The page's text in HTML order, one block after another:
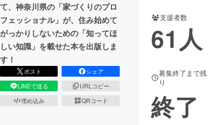
て、神奈川県の「家づくりのプロ
フェッショナル」が、住み始めて
がっかりしないための「知ってほ
しい知識」を載せた本を出版しま
す！
ポスト
シェア
LINEで送る
URLコピー
埋め込み
QRコード
支援者数
61 人
募集終了まで残
り
終了